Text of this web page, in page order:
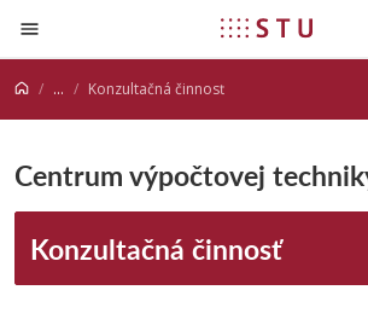
Prejsť na obsah
... Konzultačná činnosť
Centrum výpočtovej
Konzultačná činnosť